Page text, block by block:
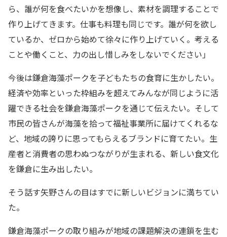
ら、誰が何を食べたいかを想像し、素材を調理することで
作り上げてきます。仕事も料理も同じです。誰が何を欲し
ているか、ゼロから始めて徐々に作り上げていく。考える
ことや働くこと、力の出し惜しみをしないでください」
今後は鎌倉海藻ポークを子どもたちの食育に生かしたい。
経済や効率といった枠組みを超えてみんなが同じように活
躍できる社会を鎌倉海藻ポークを通じて伝えたい。そして
市民の皆さんが海藻を拾って福祉事業所に届けてくれるな
ど、地域の誇りに思ってもらえるブランドに育てたい。生
産者と消費者の思わぬつながりが生まれる、新しい食文化
を鎌倉に生み出したい。
そう話す矢野さんの目はすでに新しいビジョンに満ちてい
た。
鎌倉海藻ポークの取り組みが地域の課題解決の連鎖を生む